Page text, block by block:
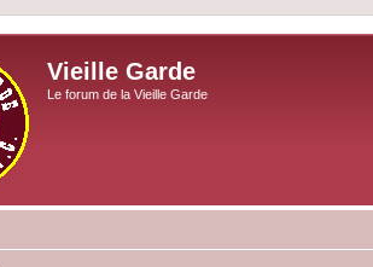
Vieille Garde
Le forum de la Vieille Garde